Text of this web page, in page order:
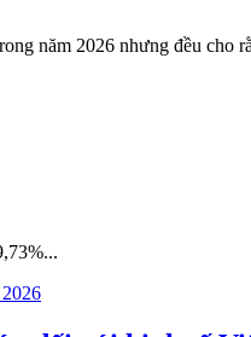
năm 2026 nhưng đều